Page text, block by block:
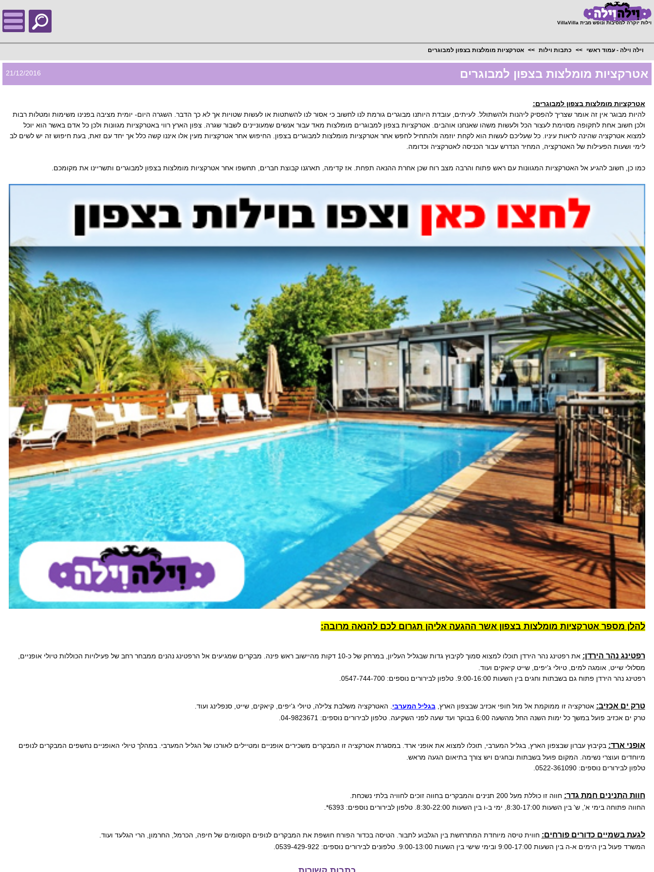
וילות יוקרה למסיבות ונופש מבית VillaVilla
וילה וילה - עמוד ראשי כתבות וילות אטרקציות מומלצות בצפון למבוגרים
אטרקציות מומלצות בצפון למבוגרים 21/12/2016
אטרקציות מומלצות בצפון למבוגרים:
להיות מבוגר אין זה אומר שצריך להפסיק ליהנות ולהשתולל. לעיתים, עובדת היותנו מבוגרים גורמת לנו לחשוב כי אסור לנו להשתטות או לעשות שטויות אך לא כך הדבר. השגרה היום- יומית מציבה בפנינו משימות ומטלות רבות
ולכן חשוב אחת לתקופה מסוימת לעצור הכל ולעשות משהו שאנחנו אוהבים. אטרקציות בצפון למבוגרים מומלצות מאד עבור אנשים שמעוניינים לשבור שגרה. צפון הארץ רווי באטרקציות מגוונות ולכן כל אדם באשר הוא יוכל
למצוא אטרקציה שהינה לראות עיניו. כל שעליכם לעשות הוא לקחת יוזמה ולהתחיל לחפש אחר אטרקציות מומלצות למבוגרים בצפון. החיפוש אחר אטרקציות מעין אלו איננו קשה כלל אך יחד עם זאת, בעת חיפוש זה יש לשים לב
לימי ושעות הפעילות של האטרקציה, המחיר הנדרש עבור הכניסה לאטרקציה וכדומה.
כמו כן, חשוב להגיע אל האטרקציות המגוונות עם ראש פתוח והרבה מצב רוח שכן אחרת ההנאה תפחת. אז קדימה, תארגנו קבוצת חברים, תחשפו אחר אטרקציות מומלצות בצפון למבוגרים ותשריינו את מקומכם.
להלן מספר אטרקציות מומלצות בצפון אשר ההגעה אליהן תגרום לכם להנאה מרובה:
רפטינג נהר הירדן:
את רפטינג נהר הירדן תוכלו למצוא סמוך לקיבוץ גדות שבגליל העליון, במרחק של כ-10 דקות מהיישוב ראש פינה. מבקרים שמגיעים אל הרפטינג נהנים ממבחר רחב של פעילויות הכוללות טיולי אופניים,
מסלולי שייט, אומגה למים, טיולי ג'יפים, שייט קיאקים ועוד.
רפטינג נהר הירדן פתוח גם בשבתות וחגים בין השעות 9:00-16:00. טלפון לבירורים נוספים: 0547-744-700.
טרק ים אכזיב: אטרקציה זו ממוקמת אל מול חופי אכזיב שבצפון הארץ,בגליל המערבי . האטרקציה משלבת צלילה, טיולי ג'יפים, קיאקים, שייט, סנפלינג ועוד.
טרק ים אכזיב פועל במשך כל ימות השנה החל מהשעה 6:00 בבוקר ועד שעה לפני השקיעה. טלפון לבירורים נוספים: 04-9823671.
אופני ארד: בקיבוץ עברון שבצפון הארץ, בגליל המערבי, תוכלו למצוא את אופני ארד. במסגרת אטרקציה זו המבקרים משכירים אופניים ומטיילים לאורכו של הגליל המערבי. במהלך טיולי האופניים נחשפים המבקרים לנופים
מיוחדים ועוצרי נשימה. המקום פועל בשבתות ובחגים ויש צורך בתיאום הגעה מראש.
טלפון לבירורים נוספים: 0522-361090.
חוות התנינים חמת גדר: חווה זו כוללת מעל 200 תנינים והמבקרים בחווה זוכים לחוויה בלתי נשכחת.
החווה פתוחה בימי א', ש' בין השעות 8:30-17:00, ימי ב-ו בין השעות 8:30-22:00. טלפון לבירורים נוספים: 6393*.
לגעת בשמיים כדורים פורחים: חווית טיסה מיוחדת המתרחשת בין הגלבוע לתבור. הטיסה בכדור הפורח חושפת את המבקרים לנופים הקסומים של חיפה, הכרמל, החרמון, הרי הגלעד ועוד.
המשרד פעול בין הימים א-ה בין השעות 9:00-17:00 ובימי שישי בין השעות 9:00-13:00. טלפונים לבירורים נוספים: 0539-429-922.